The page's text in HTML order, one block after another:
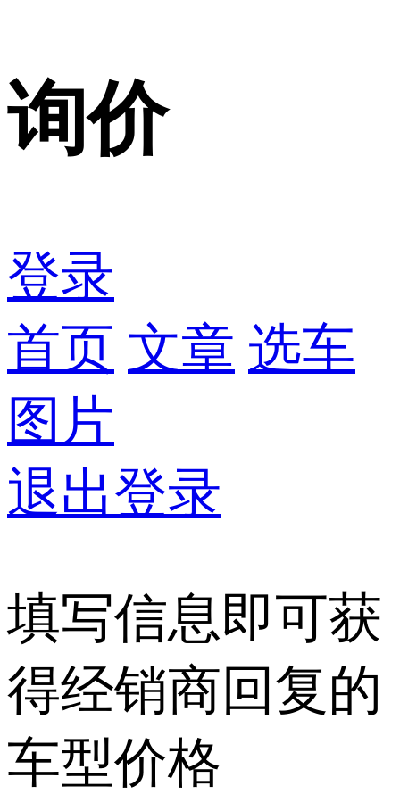
询价
登录
首页 文章 选车
图片
退出登录
填写信息即可获
得经销商回复的
车型价格